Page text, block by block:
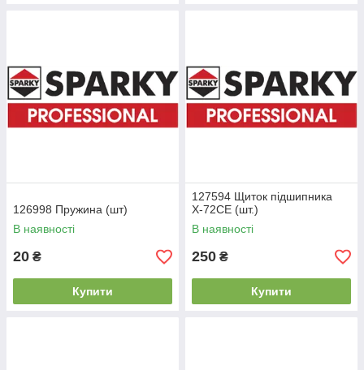
126998 Пружина (шт)
В наявності
20 ₴
Купити
127594 Щиток підшипника
Х-72СЕ (шт.)
В наявності
250 ₴
Купити